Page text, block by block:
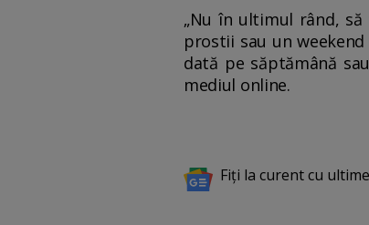
„Nu în ultimul rând,
prostii sau un
dată pe săptămână
mediul online.
Fiți la curent cu